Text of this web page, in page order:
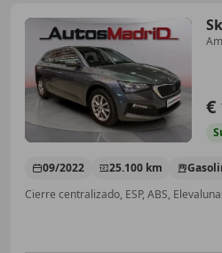
€
09/2022 25.100 km
Cierre centralizado, ESP, ABS,